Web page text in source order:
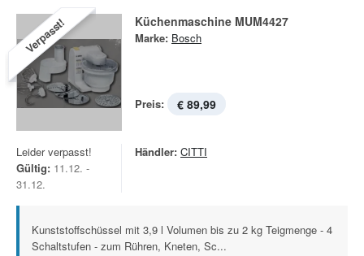
Verpasst! Küchenmaschine MUM4427
Marke: Bosch
Preis: € 89,99
Leider verpasst!
Gültig: 11.12. -
31.12.
Händler: CITTI
Kunststoffschüssel mit 3,9 l Volumen bis zu 2 kg Teigmenge - 4
Schaltstufen - zum Rühren, Kneten, Sc...